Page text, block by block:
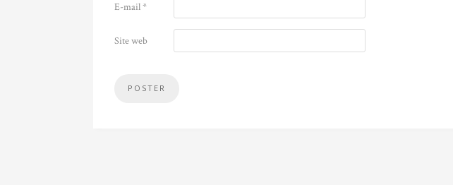
E-mail*
Site web